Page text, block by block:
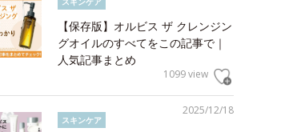
【保存版】オルビス ザ クレンジン
グオイルのすべてをこの記事で｜
人気記事まとめ
1099 view
2025/12/18
スキンケア